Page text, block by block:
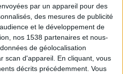
par un appareil pour des
des mesures de publicité
et le développement de
nos 1538 partenaires et nous-
de géolocalisation
scan d'appareil. En cliquant, vous
décrits précédemment. Vous
Voir tout